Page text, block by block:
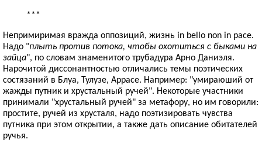
***
Непримиримая вражда оппозиций, жизнь in bello non in pace.
Надо "плыть против потока, чтобы охотиться с быками на
зайца", по словам знаменитого трубадура Арно Даниэля.
Нарочитой диссонантностью отличались темы поэтических
состязаний в Блуа, Тулузе, Аррасе. Например: "умираюший от
жажды путник и хрустальный ручей". Некоторые участники
принимали "хрустальный ручей" за метафору, но им говорили:
простите, ручей из хрусталя, надо поэтизировать чувства
путника при этом открытии, а также дать описание обитателей
ручья.